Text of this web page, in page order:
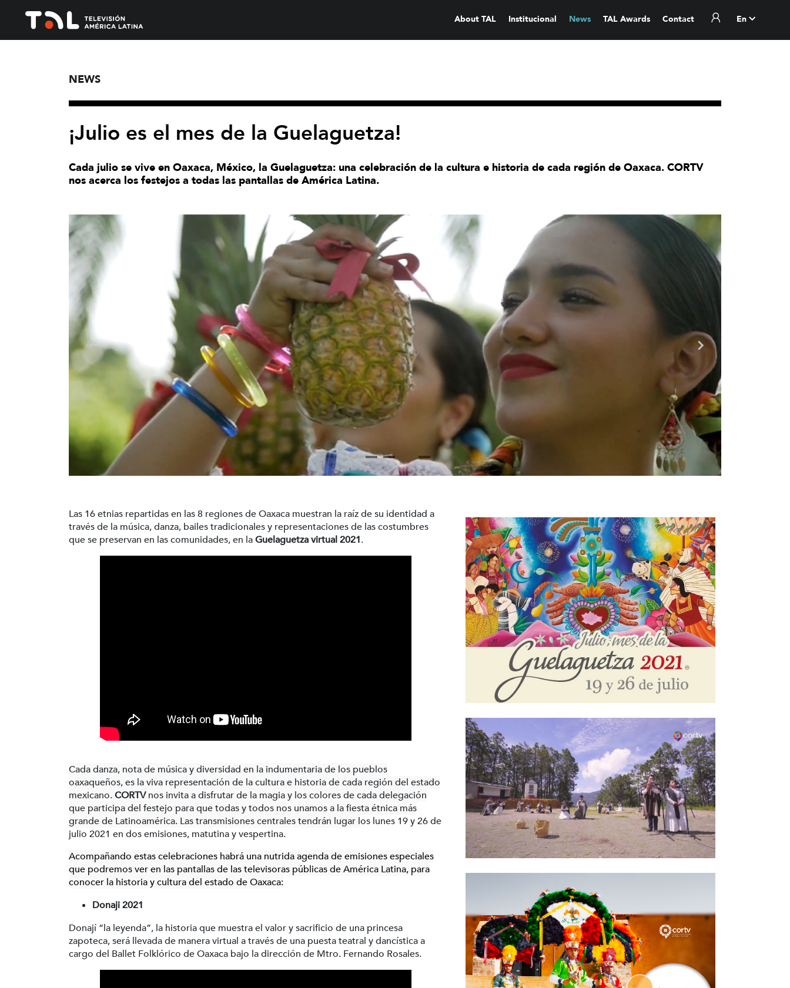
About TAL Institucional News TAL Awards Contact En
NEWS
¡Julio es el mes de la Guelaguetza!
Cada julio se vive en Oaxaca, México, la Guelaguetza: una celebración de la cultura e historia de cada región de Oaxaca. CORTV
nos acerca los festejos a todas las pantallas de América Latina.
Las 16 etnias repartidas en las 8 regiones de Oaxaca muestran la raíz de su identidad a
través de la música, danza, bailes tradicionales y representaciones de las costumbres
que se preservan en las comunidades, en laGuelaguetza virtual 2021.
Cada danza, nota de música y diversidad en la indumentaria de los pueblos
oaxaqueños, es la viva representación de la cultura e historia de cada región del estado
mexicano.CORTVnos invita a disfrutar de la magia y los colores de cada delegación
que participa del festejo para que todas y todos nos unamos a la fiesta étnica más
grande de Latinoamérica. Las transmisiones centrales tendrán lugar los lunes 19 y 26 de
julio 2021 en dos emisiones, matutina y vespertina.
Acompañando estas celebraciones habrá una nutrida agenda de emisiones especiales
que podremos ver en las pantallas de las televisoras públicas de América Latina, para
conocer la historia y cultura del estado de Oaxaca:
Donaji 2021
Donají “la leyenda”, la historia que muestra el valor y sacrificio de una princesa
zapoteca, será llevada de manera virtual a través de una puesta teatral y dancística a
cargo del Ballet Folklórico de Oaxaca bajo la dirección de Mtro. Fernando Rosales.